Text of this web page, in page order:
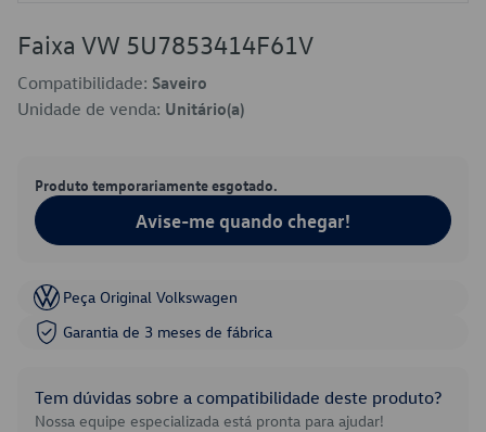
Faixa VW 5U7853414F61V
Compatibilidade: Saveiro
Unidade de venda: Unitário(a)
Produto temporariamente esgotado.
Avise-me quando chegar!
Peça Original Volkswagen
Garantia de 3 meses de fábrica
Tem dúvidas sobre a compatibilidade deste produto?
Nossa equipe especializada está pronta para ajudar!